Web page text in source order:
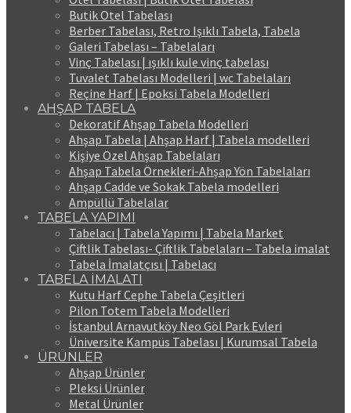
Butik Otel Tabelası
Berber Tabelası, Retro Işıklı Tabela, Tabela
Galeri Tabelası – Tabelaları
Vinç Tabelası | ışıklı kule vinç tabelası
Tuvalet Tabelası Modelleri | wc Tabelaları
Reçine Harf | Epoksi Tabela Modelleri
AHŞAP TABELA
Dekoratif Ahşap Tabela Modelleri
Ahşap Tabela | Ahşap Harf | Tabela modelleri
Kişiye Özel Ahşap Tabelaları
Ahşap Tabela Örnekleri-Ahşap Yön Tabelaları
Ahşap Cadde ve Sokak Tabela modelleri
Ampüllü Tabelalar
TABELA YAPIMI
Tabelacı | Tabela Yapımı | Tabela Market
Çiftlik Tabelası- Çiftlik Tabelaları – Tabela imalat
Tabela İmalatçısı | Tabelacı
TABELA İMALATI
Kutu Harf Cephe Tabela Çeşitleri
Pilon Totem Tabela Modelleri
İstanbul Arnavutköy Neo Göl Park Evleri
Üniversite Kampüs Tabelası | Kurumsal Tabela
ÜRÜNLER
Ahşap Ürünler
Pleksi Ürünler
Metal Ürünler